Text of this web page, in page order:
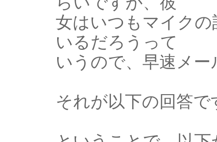
女はいつもマイク
いるだろうって
いうので、早速メ
それが以下の回答